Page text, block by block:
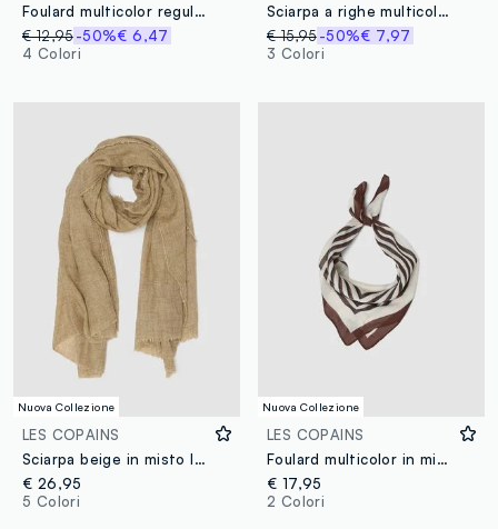
Foulard multicolor regular fit con fantasia a righe
€ 12,95-50%€ 6,47
4 Colori
Sciarpa a righe multicolor in puro cotone
€ 15,95 -50%€ 7,97
3 Colori
Nuova Collezione
LES COPAINS
Sciarpa beige in misto lana con bordi sfrangiati
€ 26,95
5 Colori
Nuova Collezione
LES COPAINS
Foulard multicolor in misto modal e seta con fantasia
€ 17,95
2 Colori